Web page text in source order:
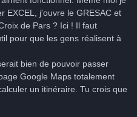
EXCEL, j'ouvre le GRESAC et
de Pars ? Ici ! Il faut
pour que les gens réalisent à
bien de pouvoir passer
Google Maps totalement
un itinéraire. Tu crois que